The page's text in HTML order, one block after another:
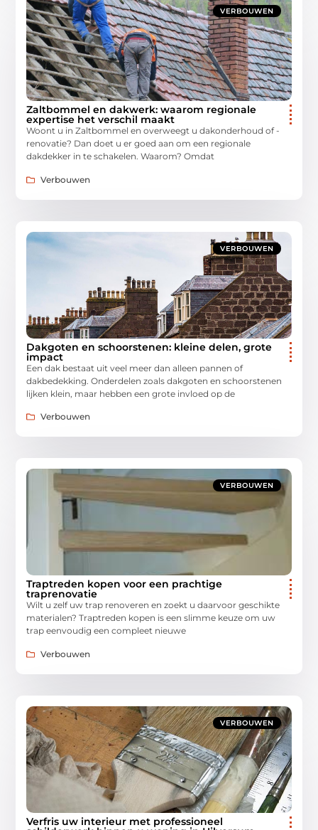
VERBOUWEN
Zaltbommel en dakwerk: waarom regionale
expertise het verschil maakt
Woont u in Zaltbommel en overweegt u dakonderhoud of -
renovatie? Dan doet u er goed aan om een regionale
dakdekker in te schakelen. Waarom? Omdat
Verbouwen
VERBOUWEN
Dakgoten en schoorstenen: kleine delen, grote
impact
Een dak bestaat uit veel meer dan alleen pannen of
dakbedekking. Onderdelen zoals dakgoten en schoorstenen
lijken klein, maar hebben een grote invloed op de
Verbouwen
VERBOUWEN
Traptreden kopen voor een prachtige
traprenovatie
Wilt u zelf uw trap renoveren en zoekt u daarvoor geschikte
materialen? Traptreden kopen is een slimme keuze om uw
trap eenvoudig een compleet nieuwe
Verbouwen
VERBOUWEN
Verfris uw interieur met professioneel